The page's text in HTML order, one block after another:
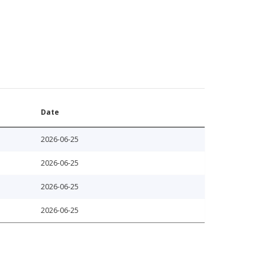
Date
2026-06-25
2026-06-25
2026-06-25
2026-06-25